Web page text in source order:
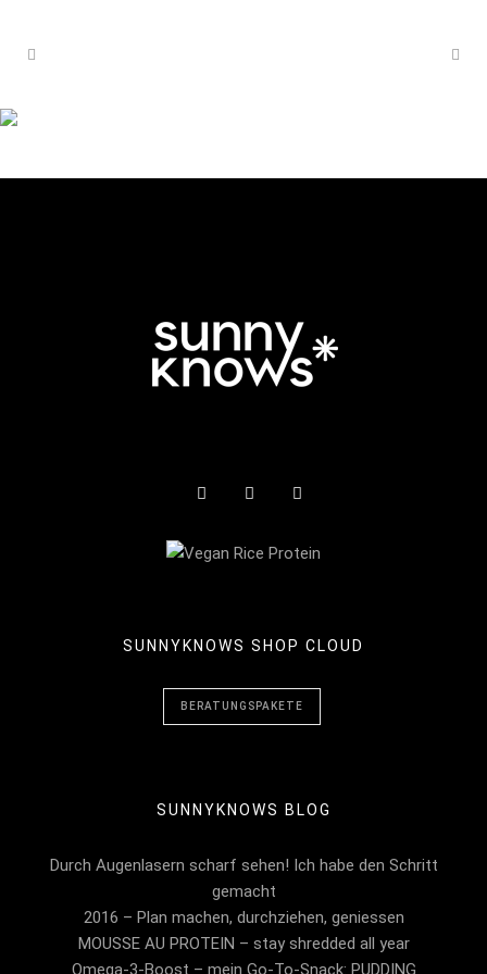
SUNNYKNOWS SHOP CLOUD
BERATUNGSPAKETE
SUNNYKNOWS BLOG
Durch Augenlasern scharf sehen! Ich habe den Schritt
gemacht
2016 – Plan machen, durchziehen, geniessen
MOUSSE AU PROTEIN – stay shredded all year
Omega-3-Boost – mein Go-To-Snack: PUDDING